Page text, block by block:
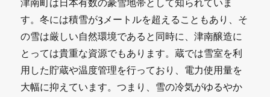
津南町は日本有数の豪雪地帯として知られていま
す。冬には積雪が3メートルを超えることもあり、そ
の雪は厳しい自然環境であると同時に、津南醸造に
とっては貴重な資源でもあります。蔵では雪室を利
用した貯蔵や温度管理を行っており、電力使用量を
大幅に抑えています。つまり、雪の冷気がゆるやか